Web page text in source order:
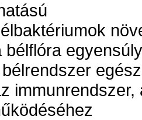
bélflóra